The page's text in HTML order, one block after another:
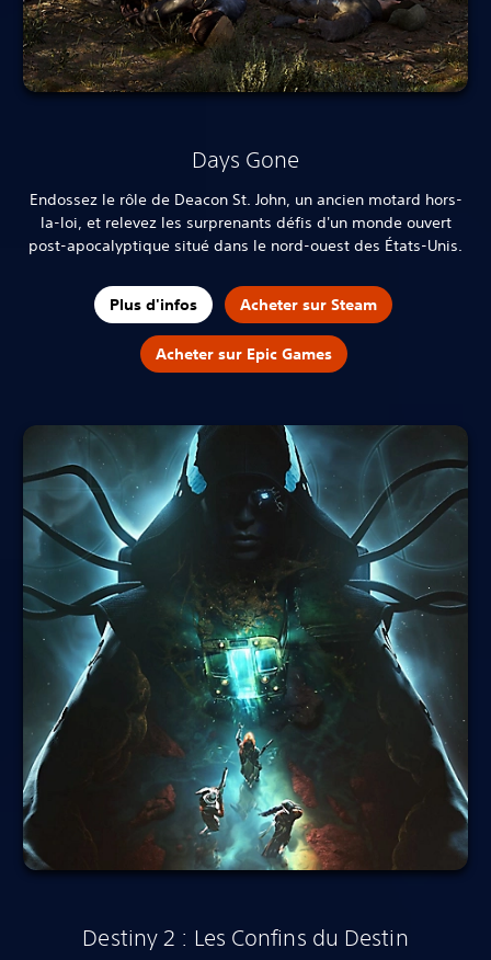
Days Gone
Endossez le rôle de Deacon St. John, un ancien motard hors-
la-loi, et relevez les surprenants défis d'un monde ouvert
post-apocalyptique situé dans le nord-ouest des États-Unis.
Plus d'infos Acheter sur Steam
Acheter sur Epic Games
Destiny 2 : Les Confins du Destin